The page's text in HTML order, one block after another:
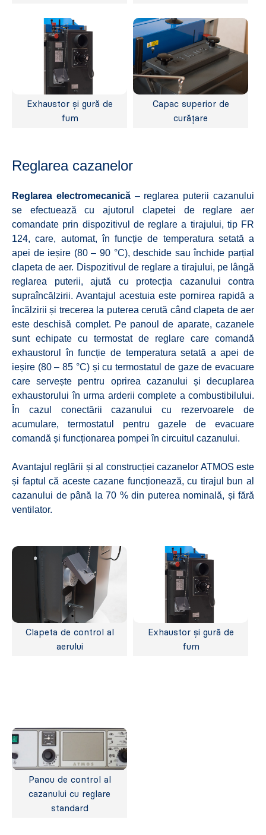
Exhaustor și gură de
fum
Capac superior de
curățare
Reglarea cazanelor
Reglarea electromecanică– reglarea puterii cazanului
se efectuează cu ajutorul clapetei de reglare aer
comandate prin dispozitivul de reglare a tirajului, tip FR
124, care, automat, în funcție de temperatura setată a
apei de ieșire (80 – 90 °C), deschide sau închide parțial
clapeta de aer. Dispozitivul de reglare a tirajului, pe lângă
reglarea puterii, ajută cu protecția cazanului contra
supraîncălzirii. Avantajul acestuia este pornirea rapidă a
încălzirii și trecerea la puterea cerută când clapeta de aer
este deschisă complet. Pe panoul de aparate, cazanele
sunt echipate cu termostat de reglare care comandă
exhaustorul în funcție de temperatura setată a apei de
ieșire (80 – 85 °C) și cu termostatul de gaze de evacuare
care servește pentru oprirea cazanului și decuplarea
exhaustorului în urma arderii complete a combustibilului.
În cazul conectării cazanului cu rezervoarele de
acumulare, termostatul pentru gazele de evacuare
comandă și funcționarea pompei în circuitul cazanului.
Avantajul reglării și al construcției cazanelor ATMOS este
și faptul că aceste cazane funcționează, cu tirajul bun al
cazanului de până la 70 % din puterea nominală, și fără
ventilator.
Clapeta de control al
aerului
Exhaustor și gură de
fum
Panou de control al
cazanului cu reglare
standard